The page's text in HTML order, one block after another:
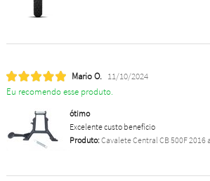
Mario O. 11/10/2024
Eu recomendo esse produto.
ótimo
Excelente custo benefício
Produto:Cavalete Central CB 500F 2016